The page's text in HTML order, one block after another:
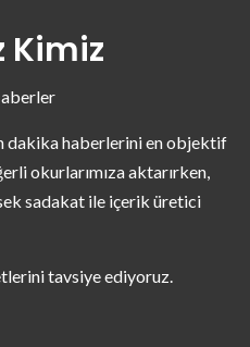
Kimiz
dakika haberlerini en objektif
okurlarımıza aktarırken,
sadakat ile içerik üretici
tavsiye ediyoruz.